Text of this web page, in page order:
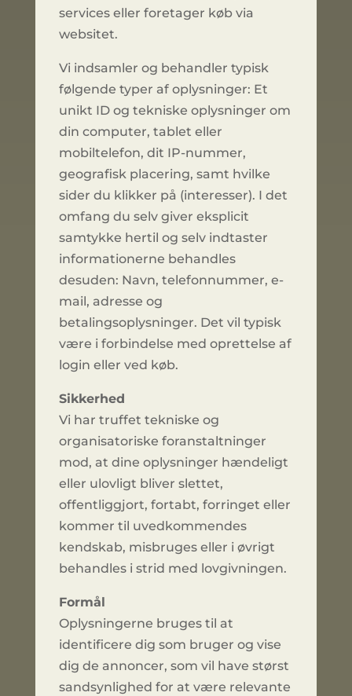
services eller foretager køb via
websitet.
Vi indsamler og behandler typisk
følgende typer af oplysninger: Et
unikt ID og tekniske oplysninger om
din computer, tablet eller
mobiltelefon, dit IP-nummer,
geografisk placering, samt hvilke
sider du klikker på (interesser). I det
omfang du selv giver eksplicit
samtykke hertil og selv indtaster
informationerne behandles
desuden: Navn, telefonnummer, e-
mail, adresse og
betalingsoplysninger. Det vil typisk
være i forbindelse med oprettelse af
login eller ved køb.
Sikkerhed
Vi har truffet tekniske og
organisatoriske foranstaltninger
mod, at dine oplysninger hændeligt
eller ulovligt bliver slettet,
offentliggjort, fortabt, forringet eller
kommer til uvedkommendes
kendskab, misbruges eller i øvrigt
behandles i strid med lovgivningen.
Formål
Oplysningerne bruges til at
identificere dig som bruger og vise
dig de annoncer, som vil have størst
sandsynlighed for at være relevante